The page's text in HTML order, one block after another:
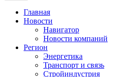
Главная
Новости
Навигатор
Новости компаний
Регион
Энергетика
Транспорт и связь
Стройиндустрия